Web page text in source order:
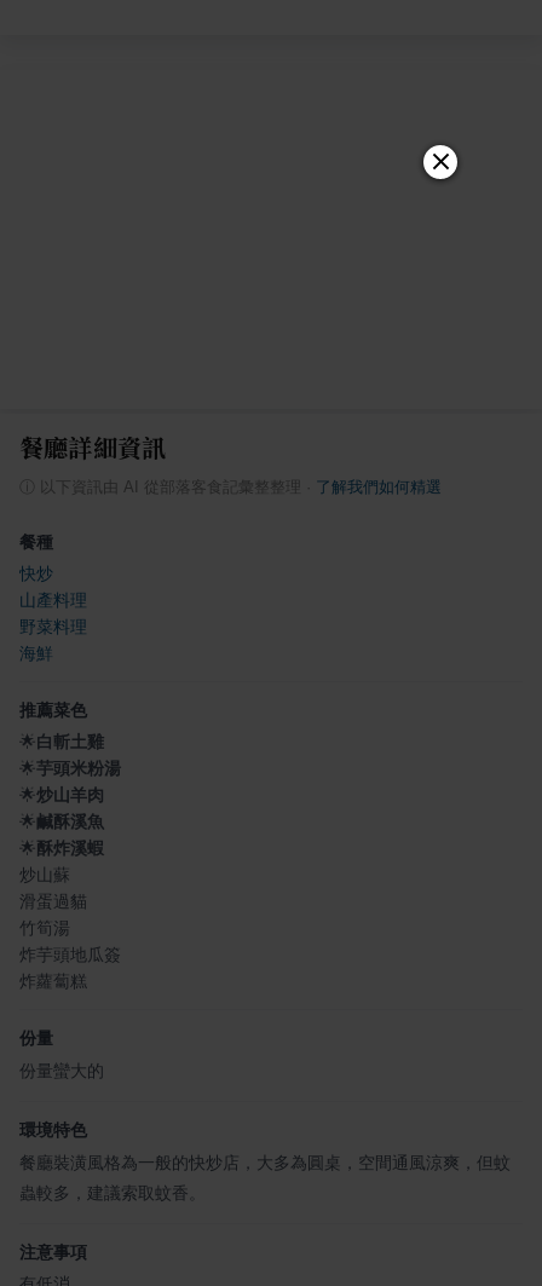
餐廳詳細資訊
以下資訊由 AI 從部落客食記彙整整理 了解我們如何精選
餐種
快炒
山產料理
野菜料理
海鮮
推薦菜色
🌟白斬土雞
🌟芋頭米粉湯
🌟炒山羊肉
🌟鹹酥溪魚
🌟酥炸溪蝦
炒山蘇
滑蛋過貓
竹筍湯
炸芋頭地瓜簽
炸蘿蔔糕
份量
份量蠻大的
環境特色
餐廳裝潢風格為一般的快炒店，大多為圓桌，空間通風涼爽，但蚊
蟲較多，建議索取蚊香。
注意事項